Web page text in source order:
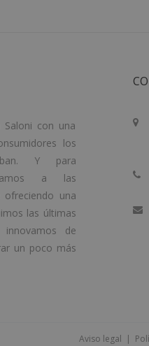
Saloni con una
los
Y para
a las
ofreciendo una
las últimas
de
un poco más
Aviso legal |